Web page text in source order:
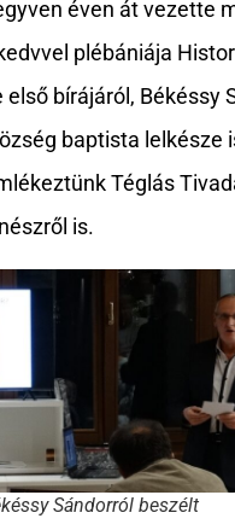
éven át vezette
plébániája
bírájáról, Békéssy
baptista lelkésze
Téglás
is.
Sándorról beszélt